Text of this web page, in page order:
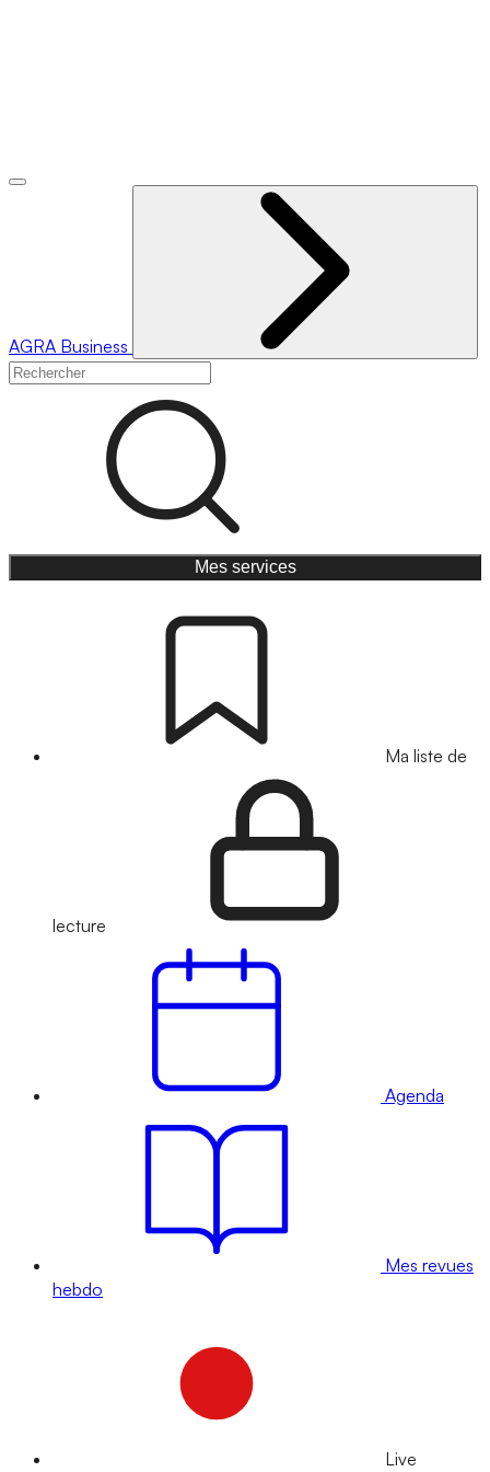
AGRA Business
Mes services
Ma liste de
lecture
Agenda
Mes revues
hebdo
Live